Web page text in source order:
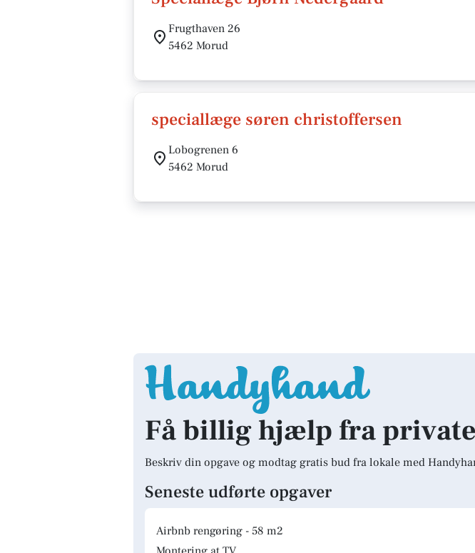
Frugthaven 26
5462 Morud
speciallæge søren christoffersen
Lobogrenen 6
5462 Morud
Få billig hjælp fra
Beskriv din opgave og modtag gratis bud fra lokale med
Seneste udførte opgaver
Airbnb rengøring - 58 m2